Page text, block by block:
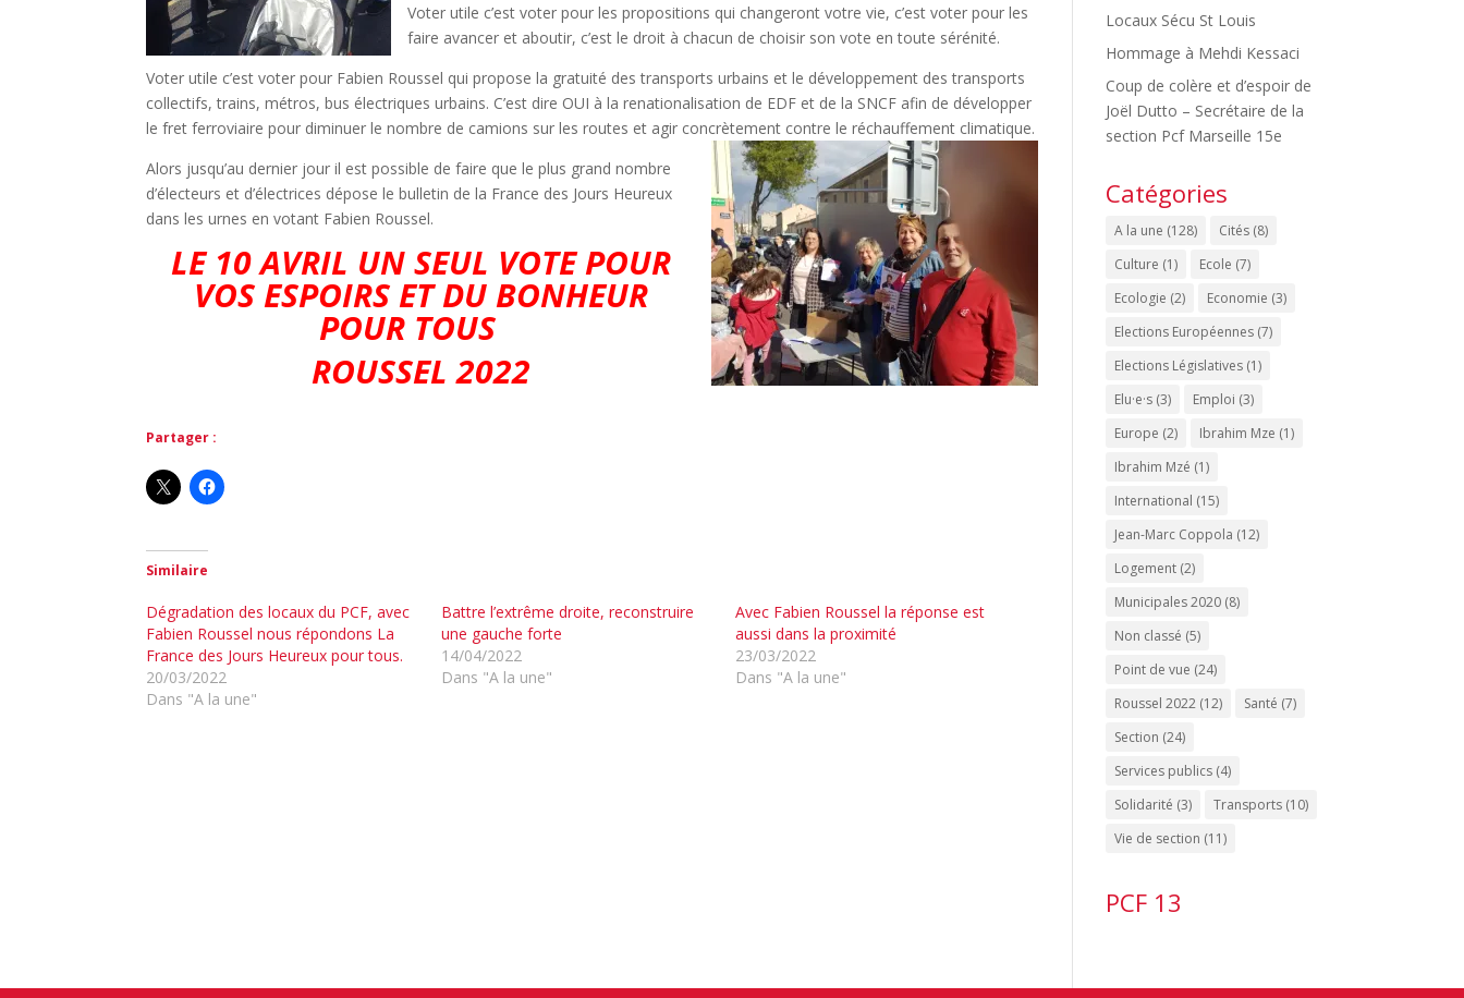
Voter utile c’est voter pour les propositions qui changeront votre vie, c’est voter pour les
faire avancer et aboutir, c’est le droit à chacun de choisir son vote en toute sérénité.
Voter utile c’est voter pour Fabien Roussel qui propose la gratuité des transports urbains et le développement des transports
collectifs, trains, métros, bus électriques urbains. C’est dire OUI à la renationalisation de EDF et de la SNCF afin de développer
le fret ferroviaire pour diminuer le nombre de camions sur les routes et agir concrètement contre le réchauffement climatique.
Alors jusqu’au dernier jour il est possible de faire que le plus grand nombre
d’électeurs et d’électrices dépose le bulletin de la France des Jours Heureux
dans les urnes en votant Fabien Roussel.
LE 10 AVRIL UN SEUL VOTE POUR
VOS ESPOIRS ET DU BONHEUR
POUR TOUS
ROUSSEL 2022
Partager :
Similaire
Dégradation des locaux du PCF, avec
Fabien Roussel nous répondons La
France des Jours Heureux pour tous.
20/03/2022
Dans "A la une"
Battre l’extrême droite, reconstruire
une gauche forte
14/04/2022
Dans "A la une"
Avec Fabien Roussel la réponse est
aussi dans la proximité
23/03/2022
Dans "A la une"
Locaux Sécu St Louis
Hommage à Mehdi Kessaci
Coup de colère et d’espoir de
Joël Dutto – Secrétaire de la
section Pcf Marseille 15e
Catégories
A la une (128) Cités (8)
Culture (1) Ecole (7)
Ecologie (2) Economie (3)
Elections Européennes (7)
Elections Législatives (1)
Elu·e·s (3) Emploi (3)
Europe (2) Ibrahim Mze (1)
Ibrahim Mzé (1)
International (15)
Jean-Marc Coppola (12)
Logement (2)
Municipales 2020 (8)
Non classé (5)
Point de vue (24)
Roussel 2022 (12) Santé (7)
Section (24)
Services publics (4)
Solidarité (3) Transports (10)
Vie de section (11)
PCF 13